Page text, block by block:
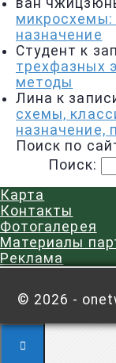
ван
микросхемы:
назначение
Студент к
трехфазных
методы
Лина к
схемы,
назначение,
Поиск по
Поиск:
Карта
Контакты
Фотогалерея
Материалы
Реклама
© 2026 -